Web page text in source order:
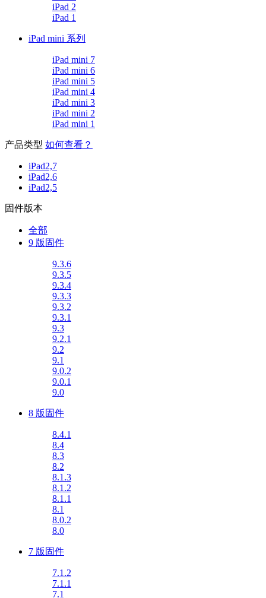
iPad 2
iPad 1
iPad mini 系列
iPad mini 7
iPad mini 6
iPad mini 5
iPad mini 4
iPad mini 3
iPad mini 2
iPad mini 1
产品类型 如何查看？
iPad2,7
iPad2,6
iPad2,5
固件版本
全部
9 版固件
9.3.6
9.3.5
9.3.4
9.3.3
9.3.2
9.3.1
9.3
9.2.1
9.2
9.1
9.0.2
9.0.1
9.0
8 版固件
8.4.1
8.4
8.3
8.2
8.1.3
8.1.2
8.1.1
8.1
8.0.2
8.0
7 版固件
7.1.2
7.1.1
7.1